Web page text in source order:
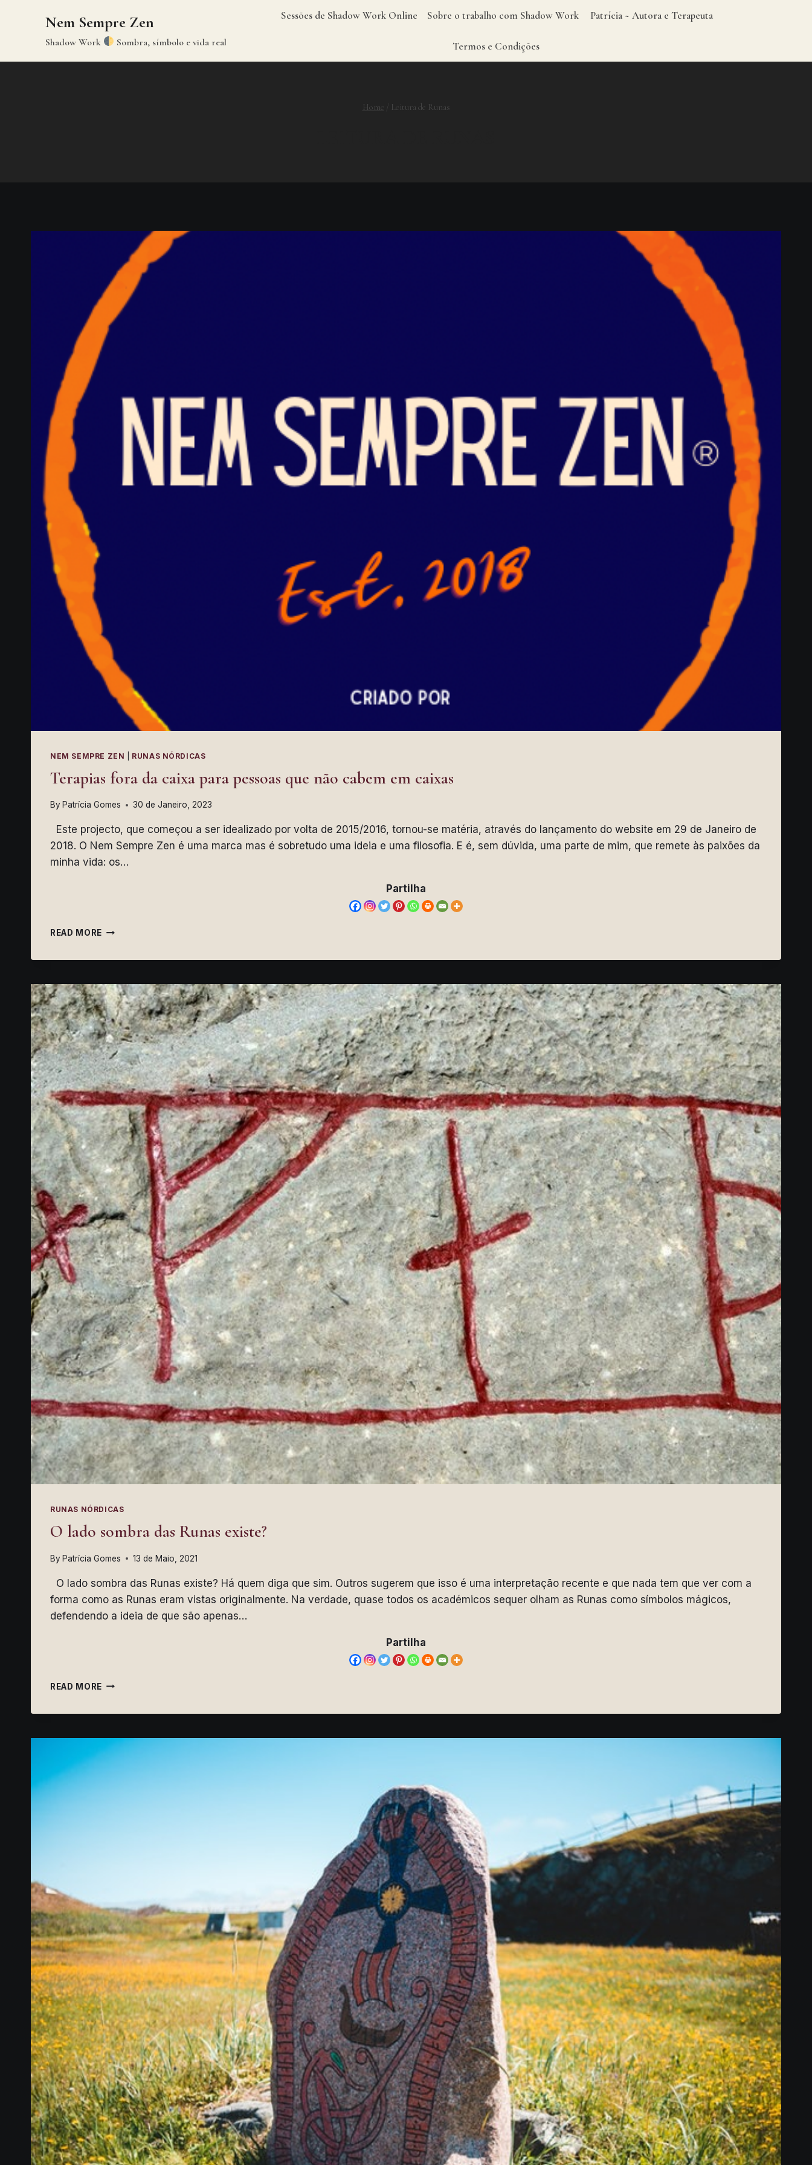
Nem Sempre Zen
Shadow Work Sombra, símbolo e vida real
Sessões de Shadow Work Online Sobre o trabalho com Shadow Work Patrícia ~ Autora e Terapeuta
Termos e Condições
Home Leitura de Runas
NEM SEMPRE ZEN RUNAS NÓRDICAS
Terapias fora da caixa para pessoas que não cabem em caixas
By Patrícia Gomes 30 de Janeiro, 2023
Este projecto, que começou a ser idealizado por volta de 2015/2016, tornou-se matéria, através do lançamento do website em 29 de Janeiro de
2018. O Nem Sempre Zen é uma marca mas é sobretudo uma ideia e uma filosofia. E é, sem dúvida, uma parte de mim, que remete às paixões da
minha vida: os…
Partilha
READ MORE TERAPIAS
PESSOAS
QUE
NÃO
CABEM
EM
CAIXAS
RUNAS NÓRDICAS
O lado sombra das Runas existe?
By Patrícia Gomes 13 de Maio, 2021
O lado sombra das Runas existe? Há quem diga que sim. Outros sugerem que isso é uma interpretação recente e que nada tem que ver com a
forma como as Runas eram vistas originalmente. Na verdade, quase todos os académicos sequer olham as Runas como símbolos mágicos,
defendendo a ideia de que são apenas…
Partilha
READ MORE O